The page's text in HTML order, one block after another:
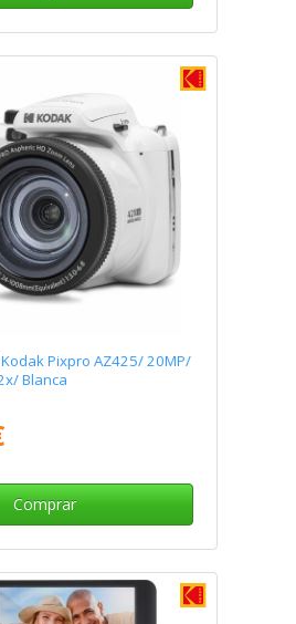
Pixpro AZ425/ 20MP/
Blanca
Comprar